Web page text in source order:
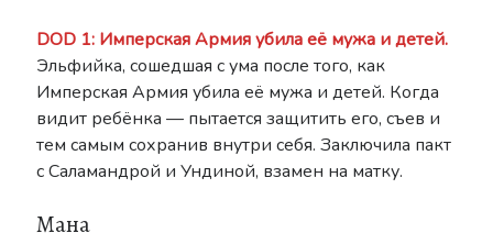
DOD 1: Имперская Армия убила её мужа и детей.
Эльфийка, сошедшая с ума после того, как
Имперская Армия убила её мужа и детей. Когда
видит ребёнка — пытается защитить его, съев и
тем самым сохранив внутри себя. Заключила пакт
с Саламандрой и Ундиной, взамен на матку.
Мана